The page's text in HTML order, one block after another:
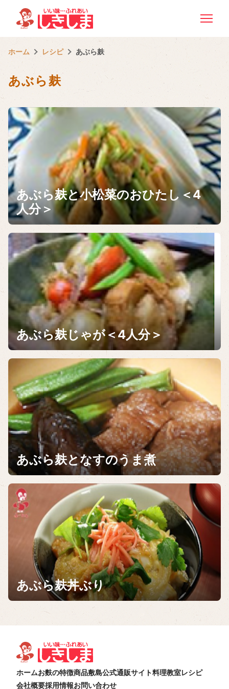
ホーム レシピ あぶら麸
あぶら麸
あぶら麸と小松菜のおひたし＜4
人分＞
あぶら麸じゃが＜4人分＞
あぶら麸となすのうま煮
あぶら麸丼ぶり
ホームお麩の特徴商品敷島公式通販サイト料理教室レシピ
会社概要採用情報お問い合わせ